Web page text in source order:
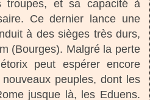
troupes, et sa capacité à
Ce dernier lance une
à des sièges très durs,
(Bourges). Malgré la perte
peut espérer encore
peuples, dont les
jusque là, les Eduens.